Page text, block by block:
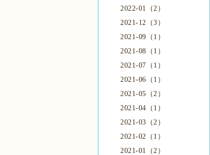
2022-01（2）
2021-12（3）
2021-09（1）
2021-08（1）
2021-07（1）
2021-06（1）
2021-05（2）
2021-04（1）
2021-03（2）
2021-02（1）
2021-01（2）